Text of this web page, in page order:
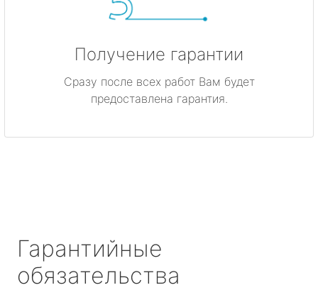
Получение гарантии
Сразу после всех работ Вам будет
предоставлена гарантия.
Гарантийные
обязательства